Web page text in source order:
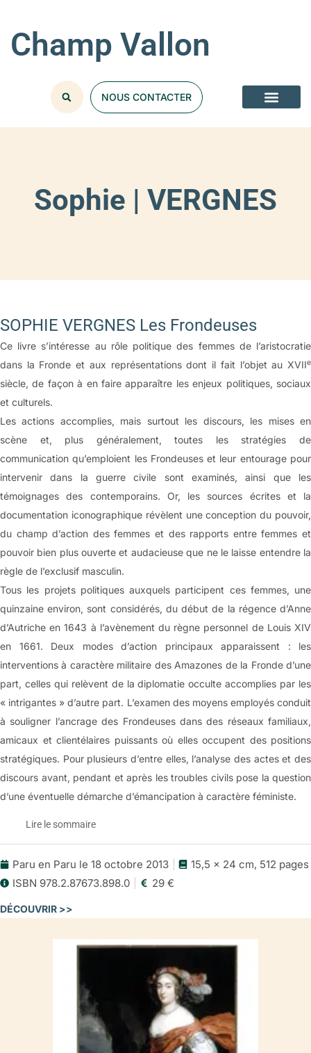
Champ Vallon
NOUS CONTACTER
Sophie | VERGNES
SOPHIE VERGNES Les Frondeuses
Ce livre s’intéresse au rôle politique des femmes de l’aristocratie
dans la Fronde et aux représentations dont il fait l’objet au XVIIe
siècle, de façon à en faire apparaître les enjeux politiques, sociaux
et culturels.
Les actions accomplies, mais surtout les discours, les mises en
scène et, plus généralement, toutes les stratégies de
communication qu’emploient les Frondeuses et leur entourage pour
intervenir dans la guerre civile sont examinés, ainsi que les
témoignages des contemporains. Or, les sources écrites et la
documentation iconographique révèlent une conception du pouvoir,
du champ d’action des femmes et des rapports entre femmes et
pouvoir bien plus ouverte et audacieuse que ne le laisse entendre la
règle de l’exclusif masculin.
Tous les projets politiques auxquels participent ces femmes, une
quinzaine environ, sont considérés, du début de la régence d’Anne
d’Autriche en 1643 à l’avènement du règne personnel de Louis XIV
en 1661. Deux modes d’action principaux apparaissent : les
interventions à caractère militaire des Amazones de la Fronde d’une
part, celles qui relèvent de la diplomatie occulte accomplies par les
« intrigantes » d’autre part. L’examen des moyens employés conduit
à souligner l’ancrage des Frondeuses dans des réseaux familiaux,
amicaux et clientélaires puissants où elles occupent des positions
stratégiques. Pour plusieurs d’entre elles, l’analyse des actes et des
discours avant, pendant et après les troubles civils pose la question
d’une éventuelle démarche d’émancipation à caractère féministe.
Lire le sommaire
Les Frondeuses:
une révolte au féminin (1643-1661)
Le sommaire
PRÉFACE
INTRODUCTION
Première partie
LE RÈGNE DES FEMMES
Paru en Paru le 18 octobre 2013
15,5 x 24 cm, 512 pages
ISBN 978.2.87673.898.0
29 €
DÉCOUVRIR >>